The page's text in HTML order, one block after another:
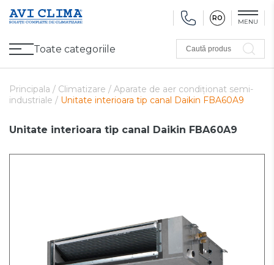
RO MENU
Toate categoriile
Climatizare
Ventilare
Caută produs
Principala / Climatizare / Aparate de aer condiționat semi-
industriale / Unitate interioara tip canal Daikin FBA60A9
Unitate interioara tip canal Daikin FBA60A9